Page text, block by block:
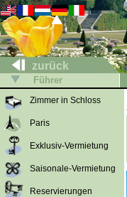
zurück
Führer
Zimmer in Schloss
Paris
Exklusiv-Vermietung
Saisonale-Vermietung
Reservierungen